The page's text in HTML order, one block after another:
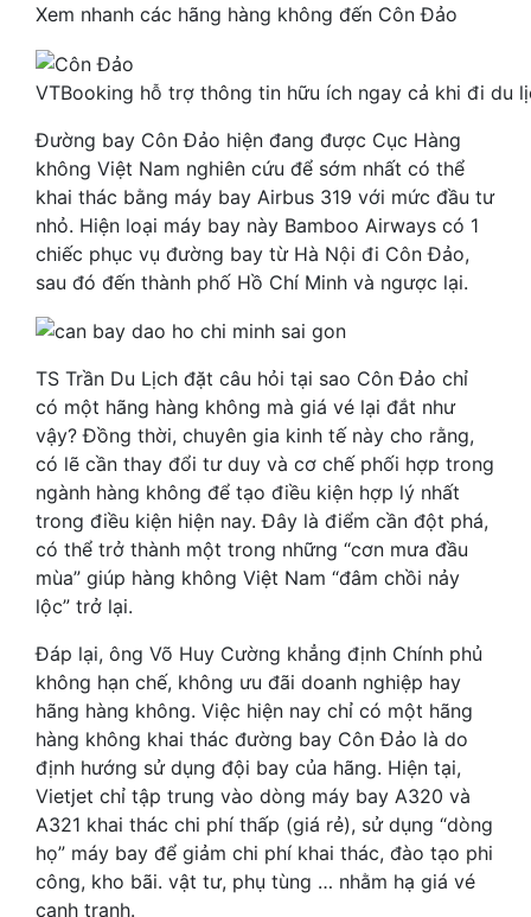
Xem nhanh các hãng hàng không đến Côn Đảo
VTBooking hỗ trợ thông tin hữu ích ngay cả khi đi du
Đường bay Côn Đảo hiện đang được Cục Hàng
không Việt Nam nghiên cứu để sớm nhất có thể
khai thác bằng máy bay Airbus 319 với mức đầu tư
nhỏ. Hiện loại máy bay này Bamboo Airways có 1
chiếc phục vụ đường bay từ Hà Nội đi Côn Đảo,
sau đó đến thành phố Hồ Chí Minh và ngược lại.
TS Trần Du Lịch đặt câu hỏi tại sao Côn Đảo chỉ
có một hãng hàng không mà giá vé lại đắt như
vậy? Đồng thời, chuyên gia kinh tế này cho rằng,
có lẽ cần thay đổi tư duy và cơ chế phối hợp trong
ngành hàng không để tạo điều kiện hợp lý nhất
trong điều kiện hiện nay. Đây là điểm cần đột phá,
có thể trở thành một trong những “cơn mưa đầu
mùa” giúp hàng không Việt Nam “đâm chồi nảy
lộc” trở lại.
Đáp lại, ông Võ Huy Cường khẳng định Chính phủ
không hạn chế, không ưu đãi doanh nghiệp hay
hãng hàng không. Việc hiện nay chỉ có một hãng
hàng không khai thác đường bay Côn Đảo là do
định hướng sử dụng đội bay của hãng. Hiện tại,
Vietjet chỉ tập trung vào dòng máy bay A320 và
A321 khai thác chi phí thấp (giá rẻ), sử dụng “dòng
họ” máy bay để giảm chi phí khai thác, đào tạo phi
công, kho bãi. vật tư, phụ tùng … nhằm hạ giá vé
cạnh tranh.